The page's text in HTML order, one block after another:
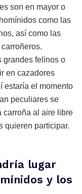
son en mayor o
como las
así como las
grandes felinos o
en cazadores
estaría el momento
peculiares se
carroña al aire libre
quieren participar.
lugar
y los